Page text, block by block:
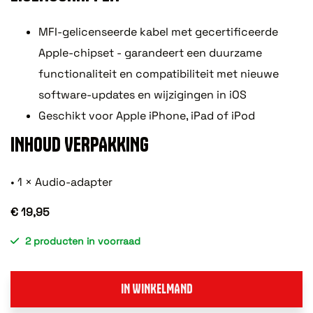
MFI-gelicenseerde kabel met gecertificeerde
Apple-chipset - garandeert een duurzame
functionaliteit en compatibiliteit met nieuwe
software-updates en wijzigingen in iOS
Geschikt voor Apple iPhone, iPad of iPod
INHOUD VERPAKKING
• 1 × Audio-adapter
€ 19,95
2 producten in voorraad
IN WINKELMAND